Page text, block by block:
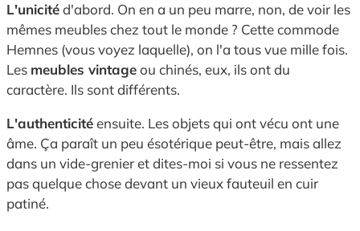
L'unicitéd'abord. On en a un peu marre, non, de voir les
mêmes meubles chez tout le monde ? Cette commode
Hemnes (vous voyez laquelle), on l'a tous vue mille fois.
Les meubles vintageou chinés, eux, ils ont du
caractère. Ils sont différents.
L'authenticitéensuite. Les objets qui ont vécu ont une
âme. Ça paraît un peu ésotérique peut-être, mais allez
dans un vide-grenier et dites-moi si vous ne ressentez
pas quelque chose devant un vieux fauteuil en cuir
patiné.